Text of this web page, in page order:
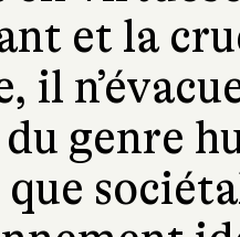
et la
il
genre